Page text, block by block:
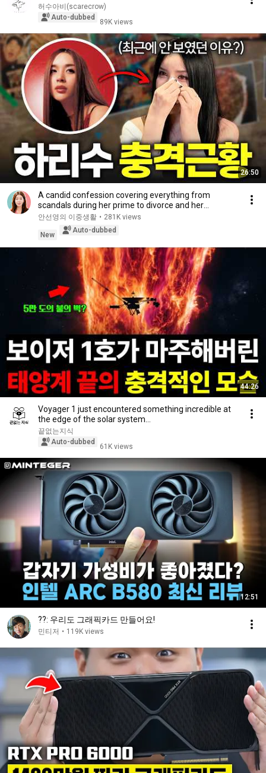
허수아비(scarecrow)
Auto-dubbed
89K views
26:50
A candid confession covering everything from
scandals during her prime to divorce and her
experie...
안선영의 이중생활 • 281K views
New
Auto-dubbed
44:26
Voyager 1 just encountered something incredible at
the edge of the solar system...
끝없는지식
Auto-dubbed
61K views
12:51
??: 우리도 그래픽카드 만들어요!
민티저 • 119K views